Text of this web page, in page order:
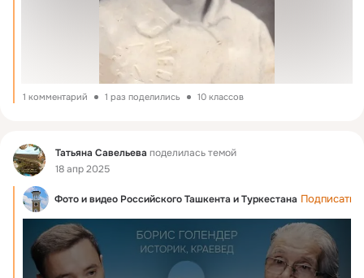
1 комментарий 1 раз поделились 10 классов
Фид Татьяна Савельева поделилась темой
18 апр 2025
Фото и видео Российского Ташкента и Туркестана